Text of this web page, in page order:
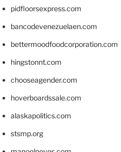
pidfloorsexpress.com
bancodevenezuelaen.com
bettermoodfoodcorporation.com
hingstonnt.com
chooseagender.com
hoverboardssale.com
alaskapolitics.com
stsmp.org